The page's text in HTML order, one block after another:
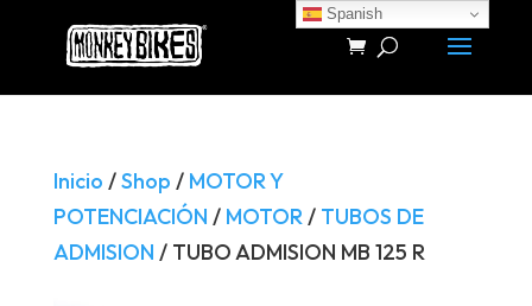
Búsqueda
productos
Inicio /Shop / MOTOR Y
POTENCIACIÓN / MOTOR/ TUBOS DE
ADMISION / TUBO ADMISION MB 125 R
Spanish